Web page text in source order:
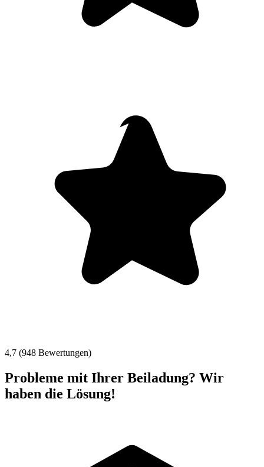
4,7 (948 Bewertungen)
Probleme mit Ihrer Beiladung? Wir
haben die Lösung!